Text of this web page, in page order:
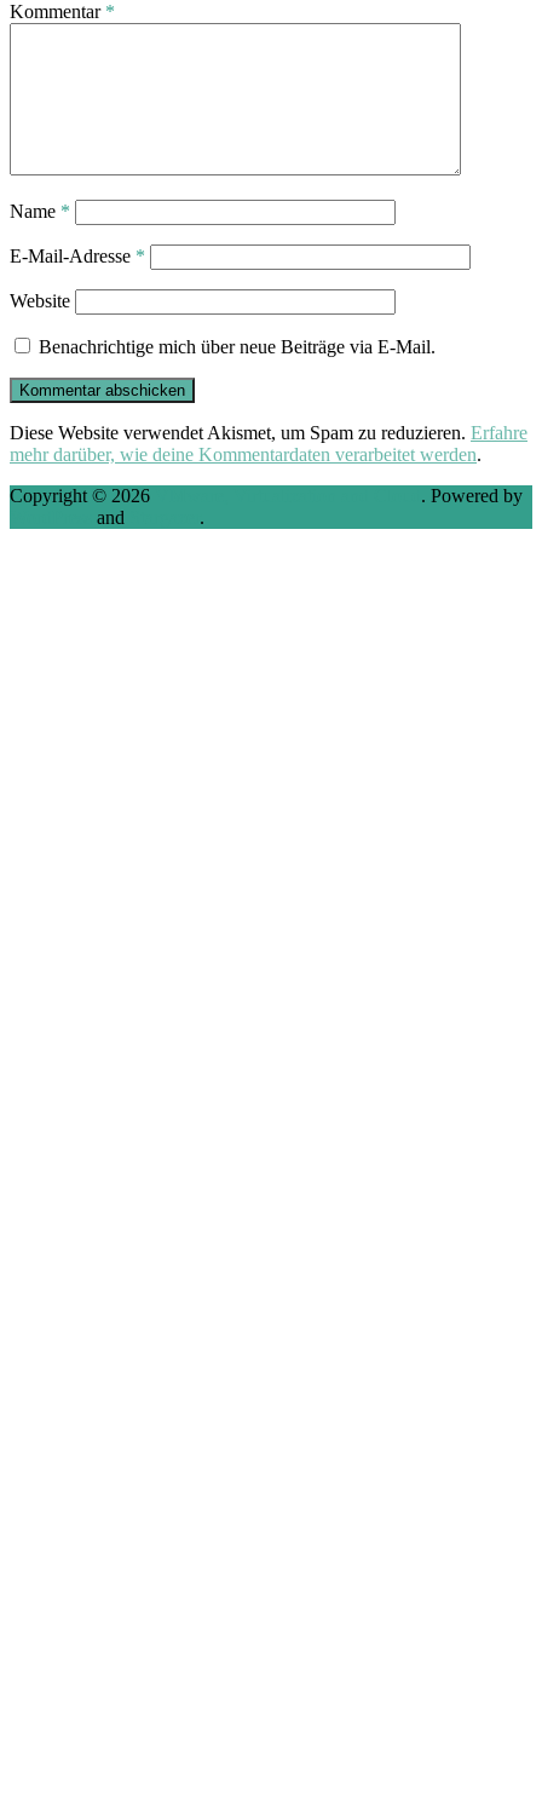
Kommentar *
Name *
E-Mail-Adresse *
Website
Benachrichtige mich über neue Beiträge via E-Mail.
Diese Website verwendet Akismet, um Spam zu reduzieren. Erfahre
mehr darüber, wie deine Kommentardaten verarbeitet werden.
Copyright © 2026
. Powered by
and .